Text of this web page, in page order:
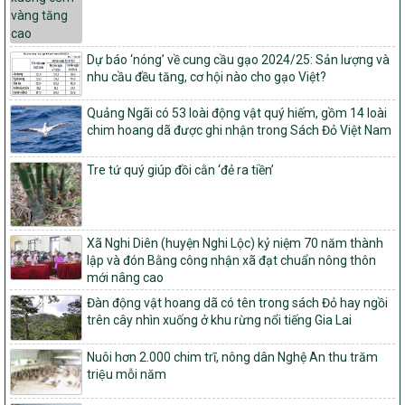
Quy định nguyên tắc, tiêu chí, định mức phân bổ ngân sách trung
ương và tỉ lệ vốn đối ứng ngân sách của địa phương thực hiện
Chương trình mục tiêu quốc gia xây dựng nông thôn mới, giảm
nghèo bền vững và phát triển kinh tế – xã hội vùng đồng bào dân
tộc thiểu số và miền núi giai đoạn 2026 – 2030
1451/QĐ-UBND
Phê duyệt danh sách các xã thuộc nhóm 1, nhóm 2, nhóm 3
trong xây dựng nông thôn mới giai đoạn 2026-2030 trên địa bàn
tỉnh Nghệ An
103/PTNT-NTM
Về việc đăng ký thực hiện Dự án liên kết theo chuỗi giá trị thuộc
Dự án 2 – Chương trình Mục tiêu quốc gia Giảm nghèo bền vững
giai đoạn 2021-2025 được kéo dài sang năm 2026
827/QĐ-BNNMT
Quyết định Ban hành Kế hoạch triển khai thực hiện Chương trình
mục tiêu quốc gia xây dựng nông thôn mới, giảm nghèo bền
vững và phát triển kinh tế – xã hội vùng đồng bào dân tộc thiểu
số và miền núi giai đoạn 2026-2035, giai đoạn I: Từ năm 2026
đến năm 2030
14/2026/TT-BNNMT
Hướng dẫn thực hiện một số nội dung tiêu chí, điều kiện thuộc Bộ
Dự báo ‘nóng’ về cung cầu gạo 2024/25: Sản lượng và
nhu cầu đều tăng, cơ hội nào cho gạo Việt?
Quảng Ngãi có 53 loài động vật quý hiếm, gồm 14 loài
chim hoang dã được ghi nhận trong Sách Đỏ Việt Nam
Tre tứ quý giúp đồi cằn ‘đẻ ra tiền’
Xã Nghi Diên (huyện Nghi Lộc) kỷ niệm 70 năm thành
lập và đón Bằng công nhận xã đạt chuẩn nông thôn
mới nâng cao
Đàn động vật hoang dã có tên trong sách Đỏ hay ngồi
trên cây nhìn xuống ở khu rừng nổi tiếng Gia Lai
Nuôi hơn 2.000 chim trĩ, nông dân Nghệ An thu trăm
triệu mỗi năm